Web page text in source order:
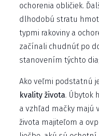
ochorenia obličiek.
dlhodobú stratu
typmi rakoviny a
začínali chudnúť po
stanovením týchto
Ako veľmi podstatnú
kvality života. Úbytok
a vzhľad mačky majú
života majiteľom a